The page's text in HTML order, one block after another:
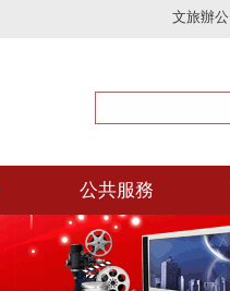
文旅辦公
公共服務